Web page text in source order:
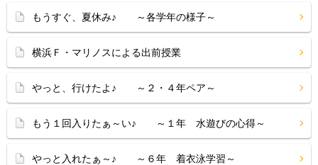
もうすぐ、夏休み♪ ～各学年の様子～
横浜Ｆ・マリノスによる出前授業
やっと、行けたよ♪ ～２・４年ペア～
もう１回入りたぁ～い♪ ～１年 水遊びの心得～
やっと入れたぁ～♪ ～６年 着衣泳学習～